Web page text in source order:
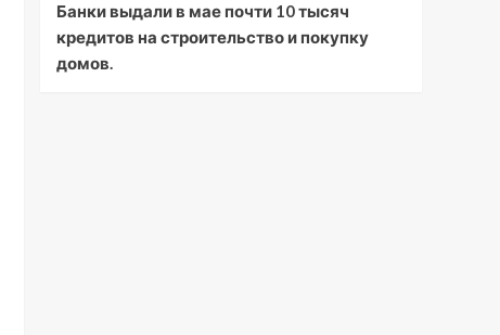
Банки выдали в мае почти 10 тысяч
кредитов на строительство и покупку
домов.